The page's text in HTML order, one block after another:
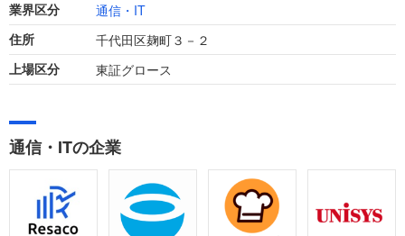
業界区分 通信・IT
住所 千代田区麹町３－２
上場区分 東証グロース
通信・ITの企業